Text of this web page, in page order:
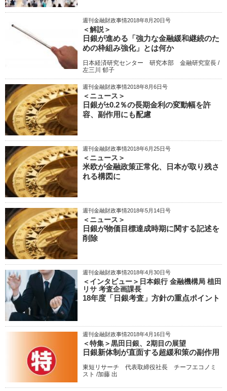
週刊金融財政事情2018年8月20日号
＜解説＞
日銀が進める「強力な金融緩和継続のた
めの枠組み強化」とは何か
日本経済研究センター 研究本部 金融研究室長 /
左三川 郁子
週刊金融財政事情2018年8月6日号
＜ニュース＞
日銀が±0.2％の長期金利の変動幅を許
容、副作用にも配慮
週刊金融財政事情2018年6月25日号
＜ニュース＞
米欧が金融政策正常化、日本が取り残さ
れる構図に
週刊金融財政事情2018年5月14日号
＜ニュース＞
日銀が物価目標達成時期に関する記述を
削除
週刊金融財政事情2018年4月30日号
＜インタビュー＞日本銀行 金融機構局 植田
リサ 考査企画課長
18年度「日銀考査」方針の重点ポイント
週刊金融財政事情2018年4月16日号
＜特集＞黒田日銀、2期目の展望
日銀新体制が直面する超緩和策の副作用
東短リサーチ 代表取締役社長 チーフエコノミ
スト /加藤 出